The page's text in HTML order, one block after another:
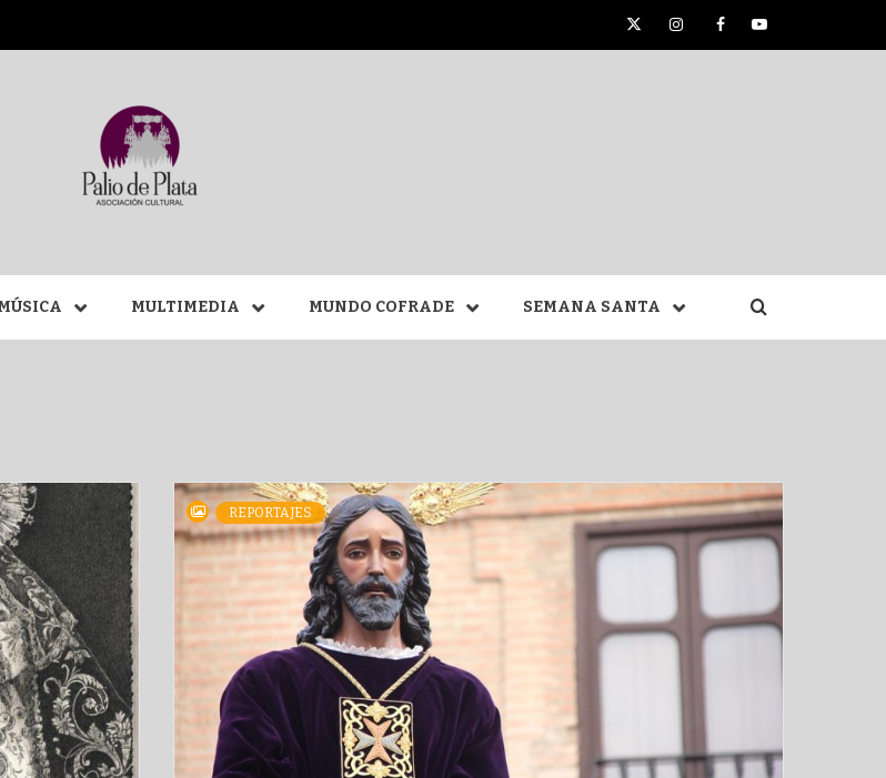
TwitterInstagramFacebookYouTube
SANTA DE
MULTIMEDIA MUNDO COFRADE SEMANA SANTA
REPORTAJES